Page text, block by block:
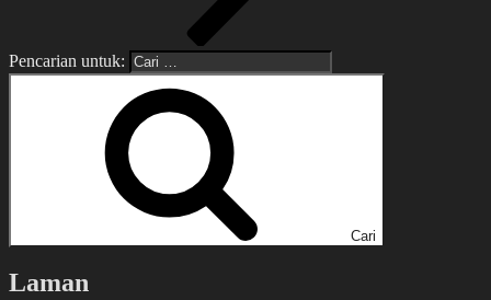
Pencarian untuk:
Cari
Laman